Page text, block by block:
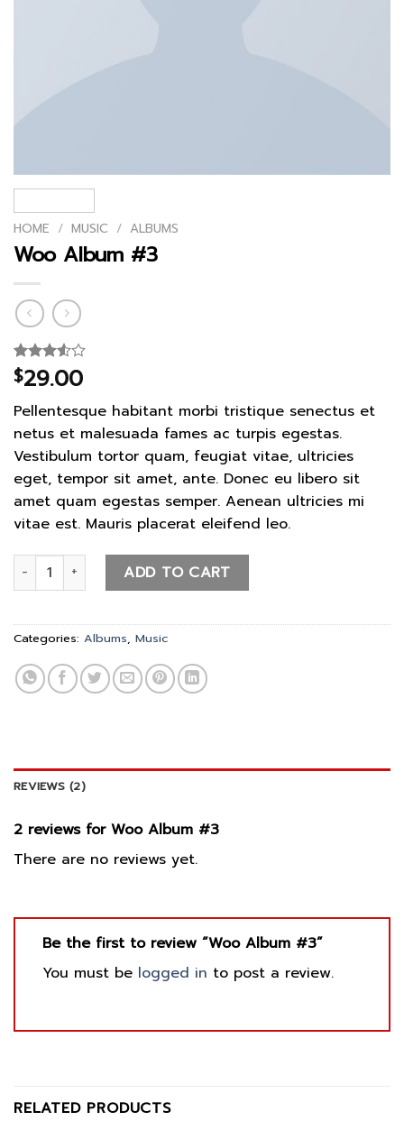
HOME / MUSIC / ALBUMS
Woo Album #3
Rated
3.50out
based
on
2
ratings
$29.00
Pellentesque habitant morbi tristique senectus et
netus et malesuada fames ac turpis egestas.
Vestibulum tortor quam, feugiat vitae, ultricies
eget, tempor sit amet, ante. Donec eu libero sit
amet quam egestas semper. Aenean ultricies mi
vitae est. Mauris placerat eleifend leo.
Woo Album #3 quantityADD TO CART
Categories: Albums, Music
REVIEWS (2)
2 reviews for Woo Album #3
There are no reviews yet.
Be the first to review “Woo Album #3”
You must be logged in to post a review.
RELATED PRODUCTS